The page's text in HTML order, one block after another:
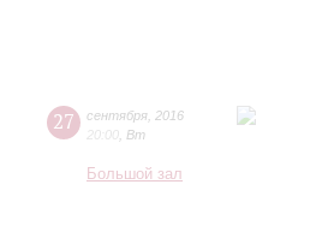
27 сентября 2016
20:00 Вт
Большой зал